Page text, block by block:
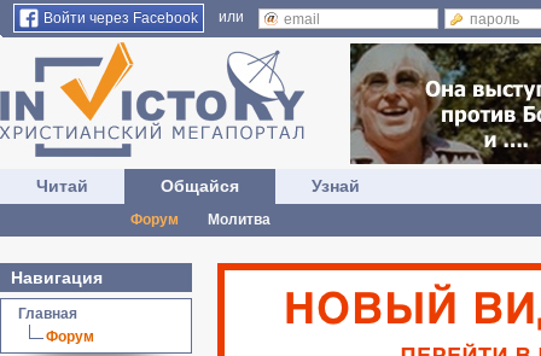
Войти через Facebook или
Читай Общайся
Форум Молитва
Узнай
Навигация
Главная
Форум